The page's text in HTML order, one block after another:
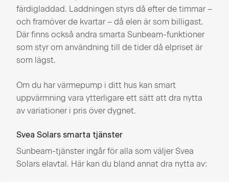
färdigladdad. Laddningen styrs då efter de timmar –
och framöver de kvartar – då elen är som billigast.
Där finns också andra smarta Sunbeam-funktioner
som styr om användning till de tider då elpriset är
som lägst.
Om du har värmepump i ditt hus kan smart
uppvärmning vara ytterligare ett sätt att dra nytta
av variationer i pris över dygnet.
Svea Solars smarta tjänster
Sunbeam-tjänster ingår för alla som väljer Svea
Solars elavtal. Här kan du bland annat dra nytta av: